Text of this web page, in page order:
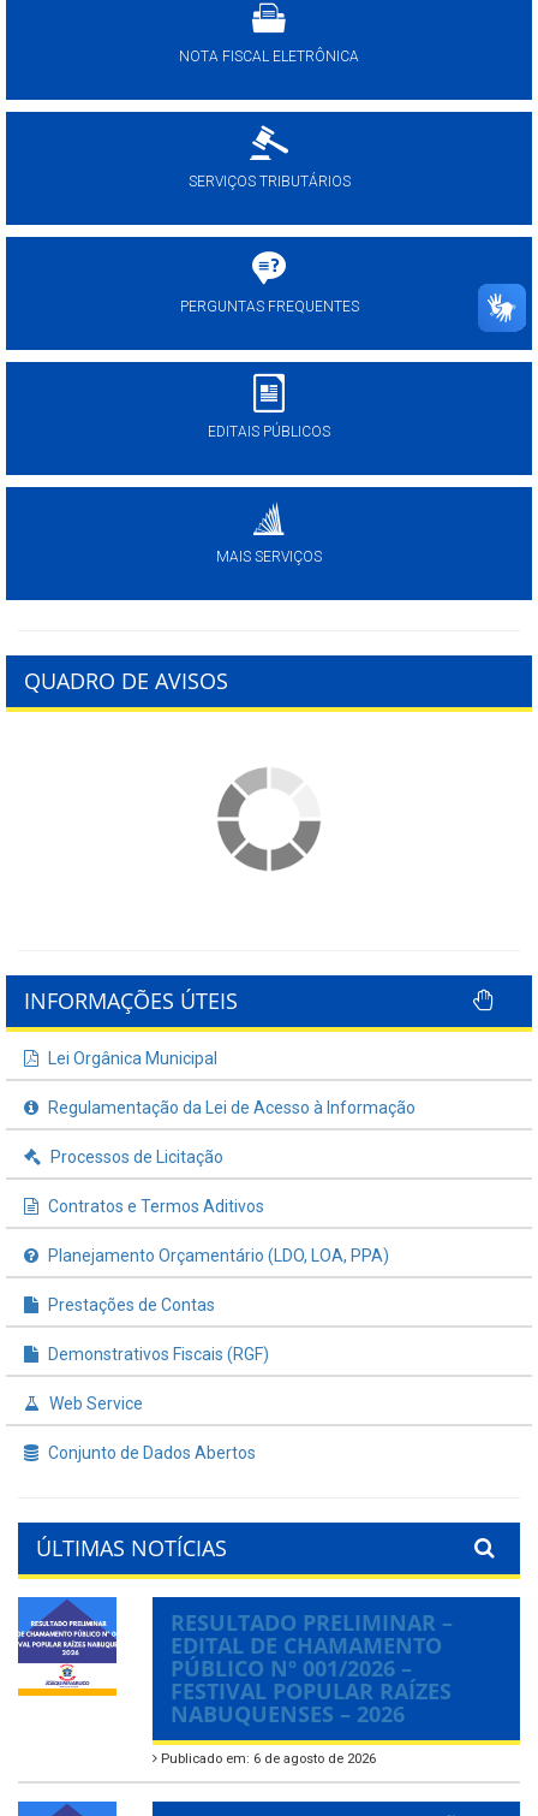
NOTA FISCAL ELETRÔNICA
SERVIÇOS TRIBUTÁRIOS
PERGUNTAS FREQUENTES
EDITAIS PÚBLICOS
MAIS SERVIÇOS
QUADRO DE AVISOS
INFORMAÇÕES ÚTEIS
Lei Orgânica Municipal
Regulamentação da Lei de Acesso à Informação
Processos de Licitação
Contratos e Termos Aditivos
Planejamento Orçamentário (LDO, LOA, PPA)
Prestações de Contas
Demonstrativos Fiscais (RGF)
Web Service
Conjunto de Dados Abertos
ÚLTIMAS NOTÍCIAS
RESULTADO PRELIMINAR –
EDITAL DE CHAMAMENTO
PÚBLICO Nº 001/2026 –
FESTIVAL POPULAR RAÍZES
NABUQUENSES – 2026
Publicado em: 6 de agosto de 2026